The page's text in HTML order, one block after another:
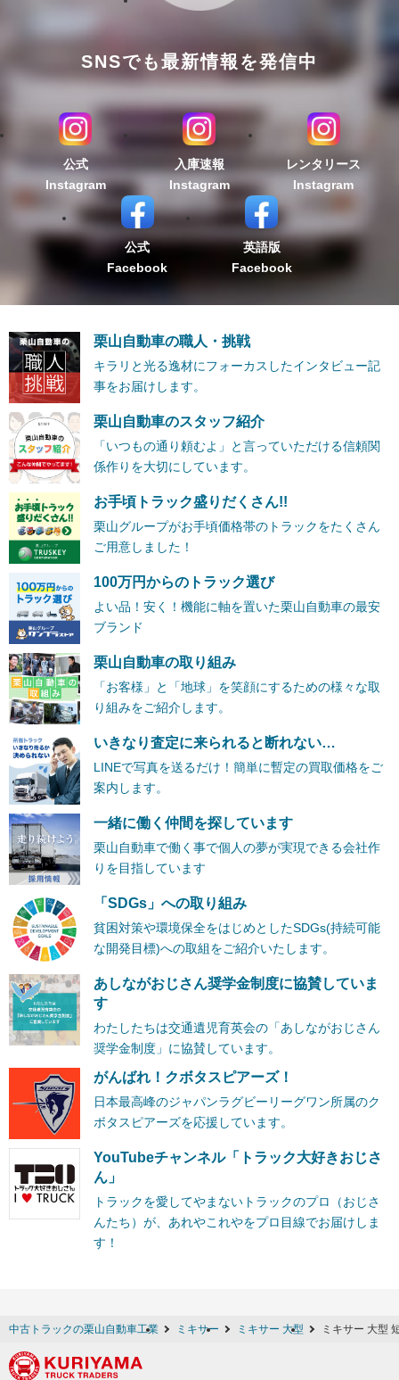
SNSでも最新情報を発信中
公式
Instagram
入庫速報
Instagram
レンタリース
Instagram
公式
Facebook
英語版
Facebook
栗山自動車の職人・挑戦
キラリと光る逸材にフォーカスしたインタビュー記
事をお届けします。
栗山自動車のスタッフ紹介
「いつもの通り頼むよ」と言っていただける信頼関
係作りを大切にしています。
お手頃トラック盛りだくさん!!
栗山グループがお手頃価格帯のトラックをたくさん
ご用意しました！
100万円からのトラック選び
よい品！安く！機能に軸を置いた栗山自動車の最安
ブランド
栗山自動車の取り組み
「お客様」と「地球」を笑顔にするための様々な取
り組みをご紹介します。
いきなり査定に来られると断れない…
LINEで写真を送るだけ！簡単に暫定の買取価格をご
案内します。
一緒に働く仲間を探しています
栗山自動車で働く事で個人の夢が実現できる会社作
りを目指しています
「SDGs」への取り組み
貧困対策や環境保全をはじめとしたSDGs(持続可能
な開発目標)への取組をご紹介いたします。
あしながおじさん奨学金制度に協賛していま
す
わたしたちは交通遺児育英会の「あしながおじさん
奨学金制度」に協賛しています。
がんばれ！クボタスピアーズ！
日本最高峰のジャパンラグビーリーグワン所属のク
ボタスピアーズを応援しています。
YouTubeチャンネル「トラック大好きおじさ
ん」
トラックを愛してやまないトラックのプロ（おじさ
んたち）が、あれやこれやをプロ目線でお届けしま
す！
中古トラックの栗山自動車工業 ミキサー ミキサー 大型 ミキサー 大型